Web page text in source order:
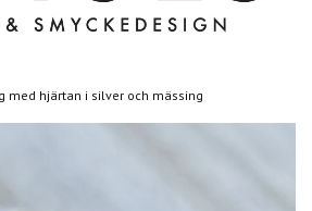
med hjärtan i silver och mässing